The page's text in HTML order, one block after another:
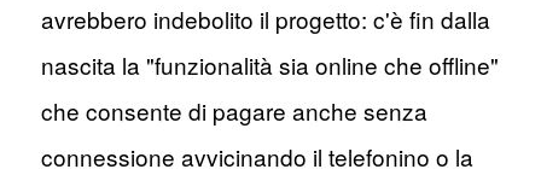
avrebbero indebolito il progetto: c'è fin dalla
nascita la "funzionalità sia online che offline"
che consente di pagare anche senza
connessione avvicinando il telefonino o la